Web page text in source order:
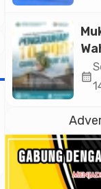
calendar_month